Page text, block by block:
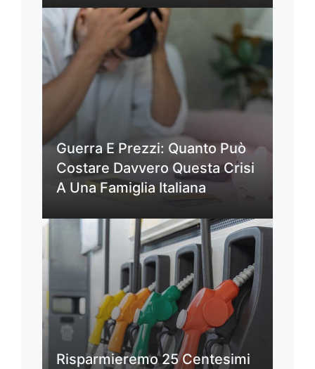
Guerra E Prezzi: Quanto Può
Costare Davvero Questa Crisi
A Una Famiglia Italiana
Risparmieremo 25 Centesimi